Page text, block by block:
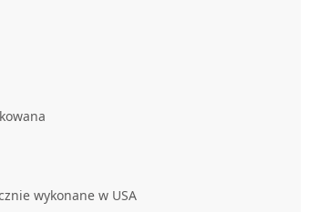
wykonane w USA